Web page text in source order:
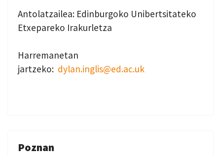
Antolatzailea: Edinburgoko Unibertsitateko
Etxepareko Irakurletza
Harremanetan
jartzeko: dylan.inglis@ed.ac.uk
Poznan